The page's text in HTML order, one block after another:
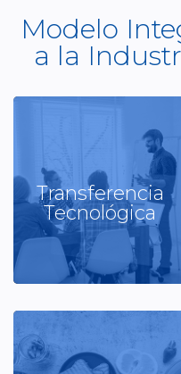
Modelo
a la
Transferencia
Tecnológica
Capacitación
Ver más